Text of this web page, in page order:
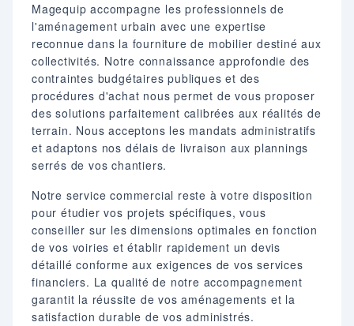
Magequip accompagne les professionnels de
l'aménagement urbain avec une expertise
reconnue dans la fourniture de mobilier destiné aux
collectivités. Notre connaissance approfondie des
contraintes budgétaires publiques et des
procédures d'achat nous permet de vous proposer
des solutions parfaitement calibrées aux réalités de
terrain. Nous acceptons les mandats administratifs
et adaptons nos délais de livraison aux plannings
serrés de vos chantiers.
Notre service commercial reste à votre disposition
pour étudier vos projets spécifiques, vous
conseiller sur les dimensions optimales en fonction
de vos voiries et établir rapidement un devis
détaillé conforme aux exigences de vos services
financiers. La qualité de notre accompagnement
garantit la réussite de vos aménagements et la
satisfaction durable de vos administrés.